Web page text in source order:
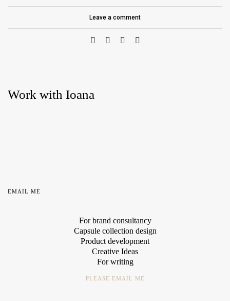
Leave a comment
Work with Ioana
EMAIL ME
For brand consultancy
Capsule collection design
Product development
Creative Ideas
For writing
PLEASE EMAIL ME